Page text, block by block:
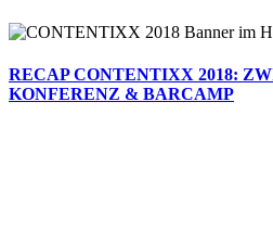
RECAP CONTENTIXX 2018:
KONFERENZ & BARCAMP